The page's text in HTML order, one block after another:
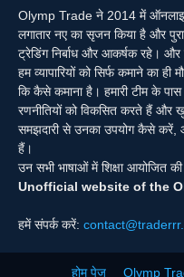
Olymp Trade ने 2014 में
लगातार नए का सृजन किया है और
ट्रेडिंग निर्बाध और आकर्षक रहे।
हम व्यापारियों को सिर्फ कमाने का
कि कैसे कमाना है। हमारी टीम के
रणनीतियों को विकसित करते हैं और
समझदारी से उनका उपयोग कैसे करें,
हैं।
उन सभी भाषाओं में शिक्षा आयोजित की
Unofficial website of the
हमें संपर्क करें:
होम पेज Olymp